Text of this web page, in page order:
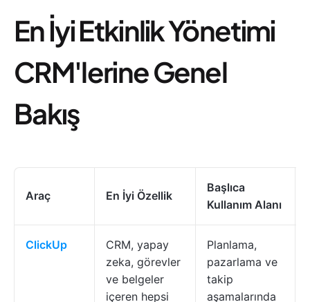
En İyi Etkinlik Yönetimi
CRM'lerine Genel
Bakış
Araç En İyi Özellik
Başlıca
Kullanım Alanı
ClickUp
CRM, yapay
zeka, görevler
ve belgeler
içeren hepsi
Planlama,
pazarlama ve
takip
aşamalarında